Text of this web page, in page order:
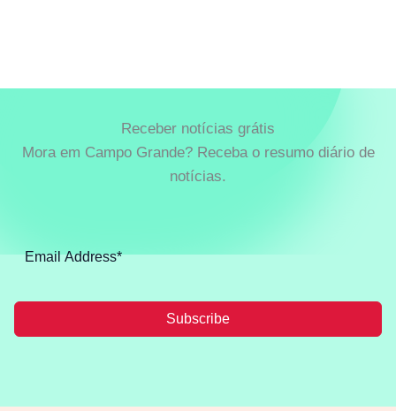
Receber notícias grátis
Mora em Campo Grande? Receba o resumo diário de
notícias.
Subscribe